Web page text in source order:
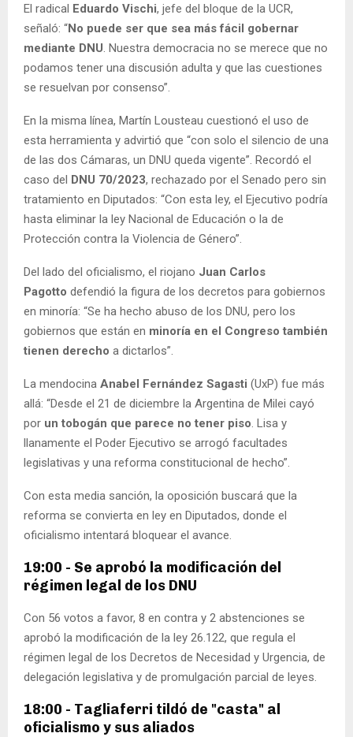
El radical Eduardo Vischi, jefe del bloque de la UCR,
señaló: “No puede ser que sea más fácil gobernar
mediante DNU. Nuestra democracia no se merece que no
podamos tener una discusión adulta y que las cuestiones
se resuelvan por consenso”.
En la misma línea, Martín Lousteau cuestionó el uso de
esta herramienta y advirtió que “con solo el silencio de una
de las dos Cámaras, un DNU queda vigente”. Recordó el
caso del DNU 70/2023, rechazado por el Senado pero sin
tratamiento en Diputados: “Con esta ley, el Ejecutivo podría
hasta eliminar la ley Nacional de Educación o la de
Protección contra la Violencia de Género”.
Del lado del oficialismo, el riojano Juan Carlos
Pagotto defendió la figura de los decretos para gobiernos
en minoría: “Se ha hecho abuso de los DNU, pero los
gobiernos que están en minoría en el Congreso también
tienen derecho a dictarlos”.
La mendocina Anabel Fernández Sagasti (UxP) fue más
allá: “Desde el 21 de diciembre la Argentina de Milei cayó
por un tobogán que parece no tener piso. Lisa y
llanamente el Poder Ejecutivo se arrogó facultades
legislativas y una reforma constitucional de hecho”.
Con esta media sanción, la oposición buscará que la
reforma se convierta en ley en Diputados, donde el
oficialismo intentará bloquear el avance.
19:00 - Se aprobó la modificación del
régimen legal de los DNU
Con 56 votos a favor, 8 en contra y 2 abstenciones se
aprobó la modificación de la ley 26.122, que regula el
régimen legal de los Decretos de Necesidad y Urgencia, de
delegación legislativa y de promulgación parcial de leyes.​
18:00 - Tagliaferri tildó de "casta" al
oficialismo y sus aliados